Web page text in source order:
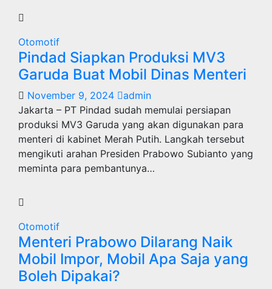
Otomotif
Pindad Siapkan Produksi MV3
Garuda Buat Mobil Dinas Menteri
November 9, 2024
admin
Jakarta – PT Pindad sudah memulai persiapan
produksi MV3 Garuda yang akan digunakan para
menteri di kabinet Merah Putih. Langkah tersebut
mengikuti arahan Presiden Prabowo Subianto yang
meminta para pembantunya…
Otomotif
Menteri Prabowo Dilarang Naik
Mobil Impor, Mobil Apa Saja yang
Boleh Dipakai?